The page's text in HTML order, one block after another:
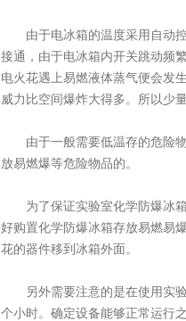
由于电冰箱的温度采用自动控
接通，由于电冰箱内开关跳动频
电火花遇上易燃液体蒸气便会发
威力比空间爆炸大得多。所以少
由于一般需要低温存的危险物
放易燃爆等危险物品的。
为了保证实验室化学防爆冰箱
好购置化学防爆冰箱存放易燃易
花的器件移到冰箱外面。
另外需要注意的是在使用实验
个小时。确定设备能够正常运行